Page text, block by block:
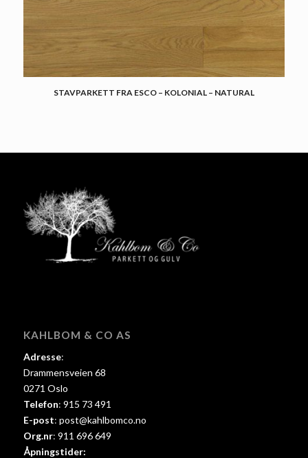
STAVPARKETT FRA ESCO – KOLONIAL – NATURAL
KAHLBOM & CO AS
Adresse:
Drammensveien 68
0271 Oslo
Telefon: 915 73 491
E-post: post@kahlbomco.no
Org.nr: 911 696 649
Åpningstider: